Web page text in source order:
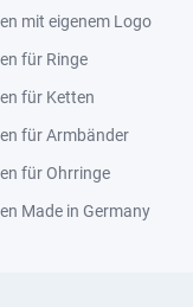
mit eigenem Logo
für Ringe
für Ketten
für Armbänder
für Ohrringe
Made in Germany